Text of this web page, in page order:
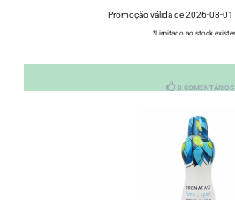
Promoção válida de 2026-08-01
*Limitado ao stock
0 COMENTÁRIOS